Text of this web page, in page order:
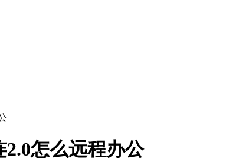
怎么远程办公